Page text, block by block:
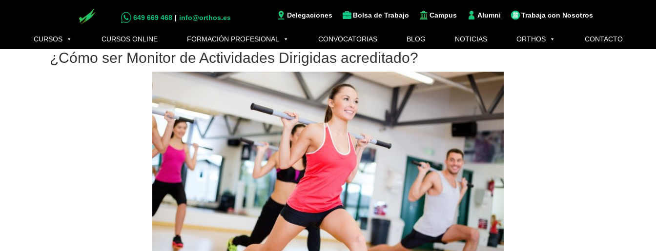
contenido
principal
de
649 669 468 | info@orthos.es Delegaciones Bolsa de Trabajo Campus Alumni Trabaja con Nosotros
CURSOS CURSOS ONLINE FORMACIÓN PROFESIONAL CONVOCATORIAS BLOG NOTICIAS ORTHOS CONTACTO
¿Cómo ser Monitor de Actividades Dirigidas acreditado?